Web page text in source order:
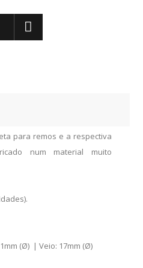
para remos e a respectiva
num material muito
(Ø) | Veio: 17mm (Ø)